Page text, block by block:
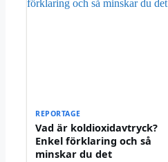
REPORTAGE
Vad är koldioxidavtryck?
Enkel förklaring och så
minskar du det